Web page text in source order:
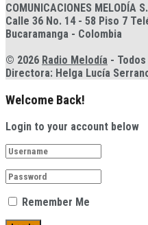
COMUNICACIONES MELODÍA
Calle 36 No. 14 - 58 Piso 7
Bucaramanga - Colombia
© 2026 Radio Melodía -
Directora: Helga Lucía
Welcome Back!
Login to your account below
Remember Me